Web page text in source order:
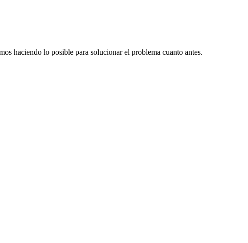
haciendo lo posible para solucionar el problema cuanto antes.